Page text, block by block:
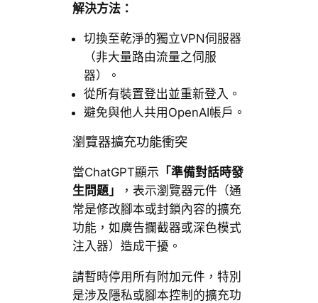
解決方法：
切換至乾淨的獨立VPN伺服器
（非大量路由流量之伺服
器）。
從所有裝置登出並重新登入。
避免與他人共用OpenAI帳戶。
瀏覽器擴充功能衝突
當ChatGPT顯示 「準備對話時發
生問題」
，表示瀏覽器元件（通
常是修改腳本或封鎖內容的擴充
功能，如廣告攔截器或深色模式
注入器）造成干擾。
請暫時停用所有附加元件，特別
是涉及隱私或腳本控制的擴充功